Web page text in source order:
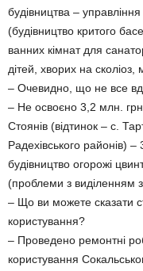
будівництва –
(будівництво критого
ванних кімнат для
дітей, хворих на сколіоз,
– Очевидно, що не все
– Не освоєно 3,2 млн.
Стоянів (відтинок – с.
Радехівського районів)
будівництво огорожі
(проблеми з виділенням
– Що ви можете сказати
користування?
– Проведено ремонтні
користування